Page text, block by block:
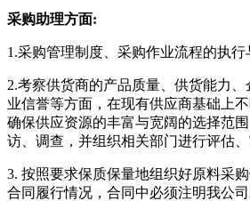
采购助理方面:
1.采购管理制度、采购作业流程的执行
2.考察供货商的产品质量、供货能力
业信誉等方面，在现有供应商基础上
确保供应资源的丰富与宽阔的选择范
访、调查，并组织相关部门进行评估、
3. 按照要求保质保量地组织好原料采
合同履行情况，合同中必须注明我公